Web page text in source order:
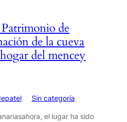
de
de la cueva
del mencey
en Sin categoría
el lugar ha sido